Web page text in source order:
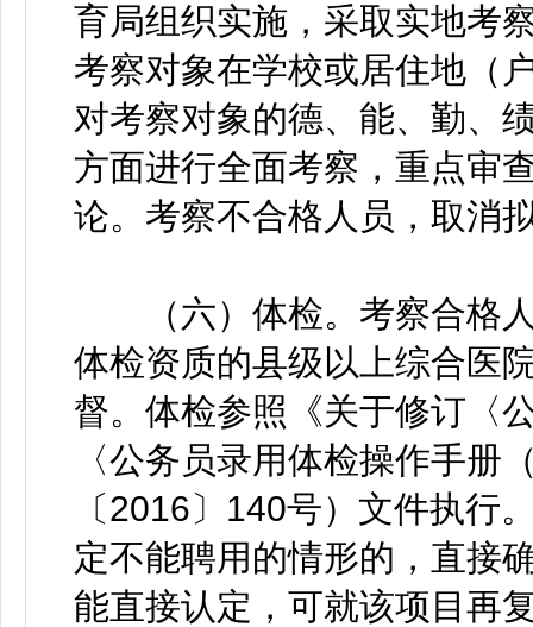
育局组织实施，采取实地考
考察对象在学校或居住地（
对考察对象的德、能、勤、
方面进行全面考察，重点审
论。考察不合格人员，取消
（六）体检。考察合格人
体检资质的县级以上综合医
督。体检参照《关于修订〈
〈公务员录用体检操作手册
〔2016〕140号）文件执行
定不能聘用的情形的，直接
能直接认定，可就该项目再